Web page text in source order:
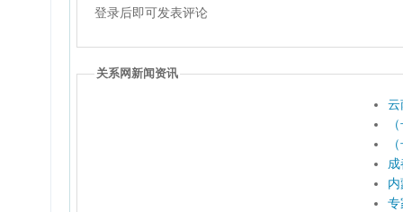
登录后即可发表评论
关系网新闻资讯
云
专